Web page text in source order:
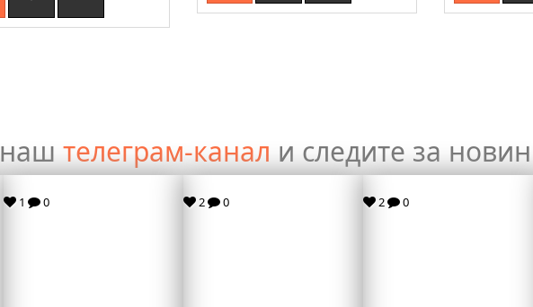
телеграм-канал и следите за
1 0 2 0 2 0